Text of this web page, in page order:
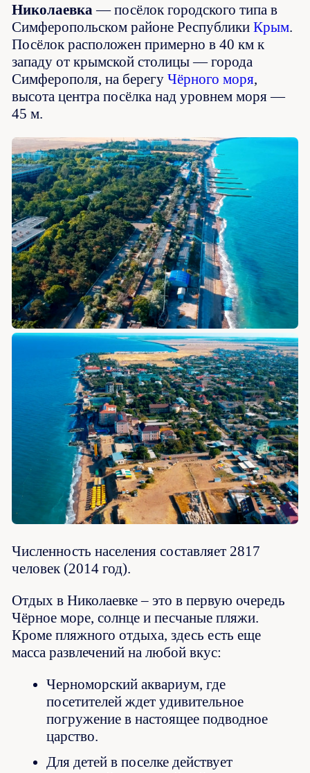
Николаевка — посёлок городского типа в
Симферопольском районе РеспубликиКрым.
Посёлок расположен примерно в 40 км к
западу от крымской столицы — города
Симферополя, на берегуЧёрного моря,
высота центра посёлка над уровнем моря —
45 м.
Численность населения составляет 2817
человек (2014 год).
Отдых в Николаевке – это в первую очередь
Чёрное море, солнце и песчаные пляжи.
Кроме пляжного отдыха, здесь есть еще
масса развлечений на любой вкус:
Черноморский аквариум, где
посетителей ждет удивительное
погружение в настоящее подводное
царство.
Для детей в поселке действует